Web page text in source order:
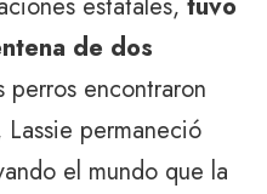
de dos
perros encontraron
permaneció
el mundo que la